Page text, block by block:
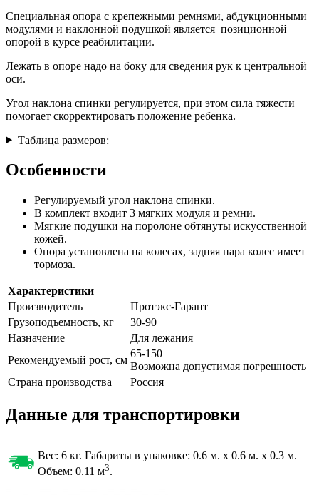
Специальная опора с крепежными ремнями, абдукционными
модулями и наклонной подушкой является позиционной
опорой в курсе реабилитации.
Лежать в опоре надо на боку для сведения рук к центральной
оси.
Угол наклона спинки регулируется, при этом сила тяжести
помогает скорректировать положение ребенка.
Таблица размеров:
Особенности
Регулируемый угол наклона спинки.
В комплект входит 3 мягких модуля и ремни.
Мягкие подушки на поролоне обтянуты искусственной
кожей.
Опора установлена на колесах, задняя пара колес имеет
тормоза.
Характеристики
Производитель
Протэкс-Гарант
Грузоподъемность, кг
30-90
Назначение
Для лежания
Рекомендуемый рост, см
65-150
Возможна допустимая погрешность
Страна производства
Россия
Данные для транспортировки
Вес: 6 кг. Габариты в упаковке: 0.6 м. x 0.6 м. x 0.3 м.
Объем: 0.11 м3.